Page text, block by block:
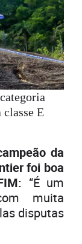
E
da
foi boa
“É um
muita
disputas